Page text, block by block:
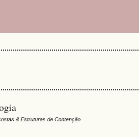
& Estruturas de Contenção